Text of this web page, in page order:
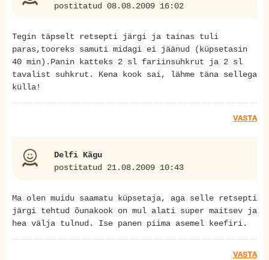
postitatud 08.08.2009 16:02
Tegin täpselt retsepti järgi ja tainas tuli
paras,tooreks samuti midagi ei jäänud (küpsetasin
40 min).Panin katteks 2 sl fariinsuhkrut ja 2 sl
tavalist suhkrut. Kena kook sai, lähme täna sellega
külla!
VASTA
Delfi Kägu
postitatud 21.08.2009 10:43
Ma olen muidu saamatu küpsetaja, aga selle retsepti
järgi tehtud õunakook on mul alati super maitsev ja
hea välja tulnud. Ise panen piima asemel keefiri.
VASTA